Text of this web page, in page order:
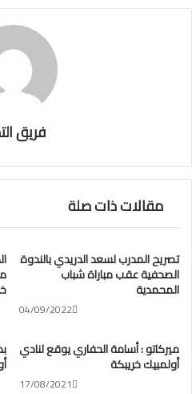
فريق
مقالات ذات صلة
تصريح المدرب لسعد الدريدي بالندوة
الصحفية عقب مباراة شباب
المحمدية
04/09/2022
ميركاتو : أسامة الحفاري يوقع لنادي
أولمبيك خريبكة
17/08/2021